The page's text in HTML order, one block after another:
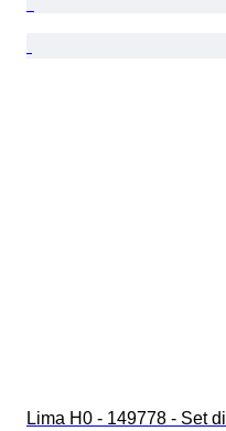
Lima H0 - 149778 - Set di